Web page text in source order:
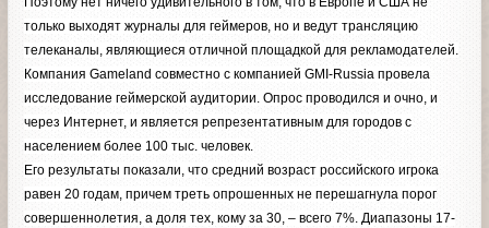
только выходят журналы для геймеров, но и ведут трансляцию
телеканалы, являющиеся отличной площадкой для рекламодателей.
Компания Gameland совместно с компанией GMI-Russia провела
исследование геймерской аудитории. Опрос проводился и очно, и
через Интернет, и является репрезентативным для городов с
населением более 100 тыс. человек.
Его результаты показали, что средний возраст российского игрока
равен 20 годам, причем треть опрошенных не перешагнула порог
совершеннолетия, а доля тех, кому за 30, – всего 7%. Диапазоны 17-